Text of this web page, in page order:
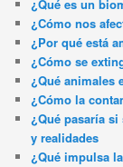
¿Qué es un
¿Cómo nos
¿Por qué está
¿Cómo se
¿Qué animales
¿Cómo la
¿Qué pasaría
y realidades
¿Qué impulsa